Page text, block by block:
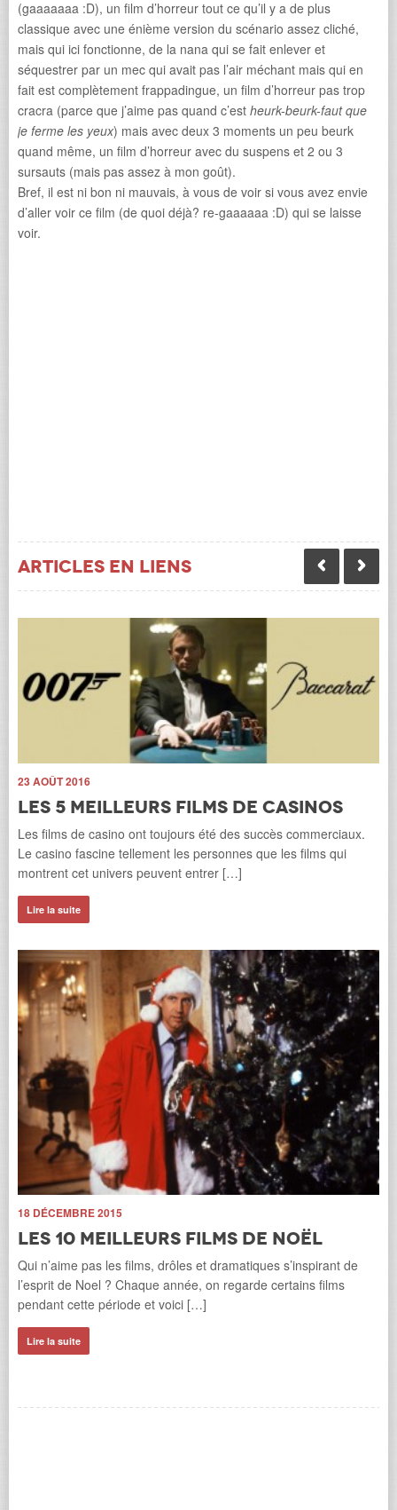
(gaaaaaaa :D), un film d’horreur tout ce qu’il y a de plus
classique avec une énième version du scénario assez cliché,
mais qui ici fonctionne, de la nana qui se fait enlever et
séquestrer par un mec qui avait pas l’air méchant mais qui en
fait est complètement frappadingue, un film d’horreur pas trop
cracra (parce que j’aime pas quand c’est heurk-beurk-faut que
je ferme les yeux) mais avec deux 3 moments un peu beurk
quand même, un film d’horreur avec du suspens et 2 ou 3
sursauts (mais pas assez à mon goût).
Bref, il est ni bon ni mauvais, à vous de voir si vous avez envie
d’aller voir ce film (de quoi déjà? re-gaaaaaa :D) qui se laisse
voir.
Articles en liens
23 AOÛT 2016
Les 5 meilleurs films de casinos
Les films de casino ont toujours été des succès commerciaux.
Le casino fascine tellement les personnes que les films qui
montrent cet univers peuvent entrer […]
Lire la suite
18 DÉCEMBRE 2015
Les 10 meilleurs films de Noël
Qui n’aime pas les films, drôles et dramatiques s’inspirant de
l’esprit de Noel ? Chaque année, on regarde certains films
pendant cette période et voici […]
Lire la suite